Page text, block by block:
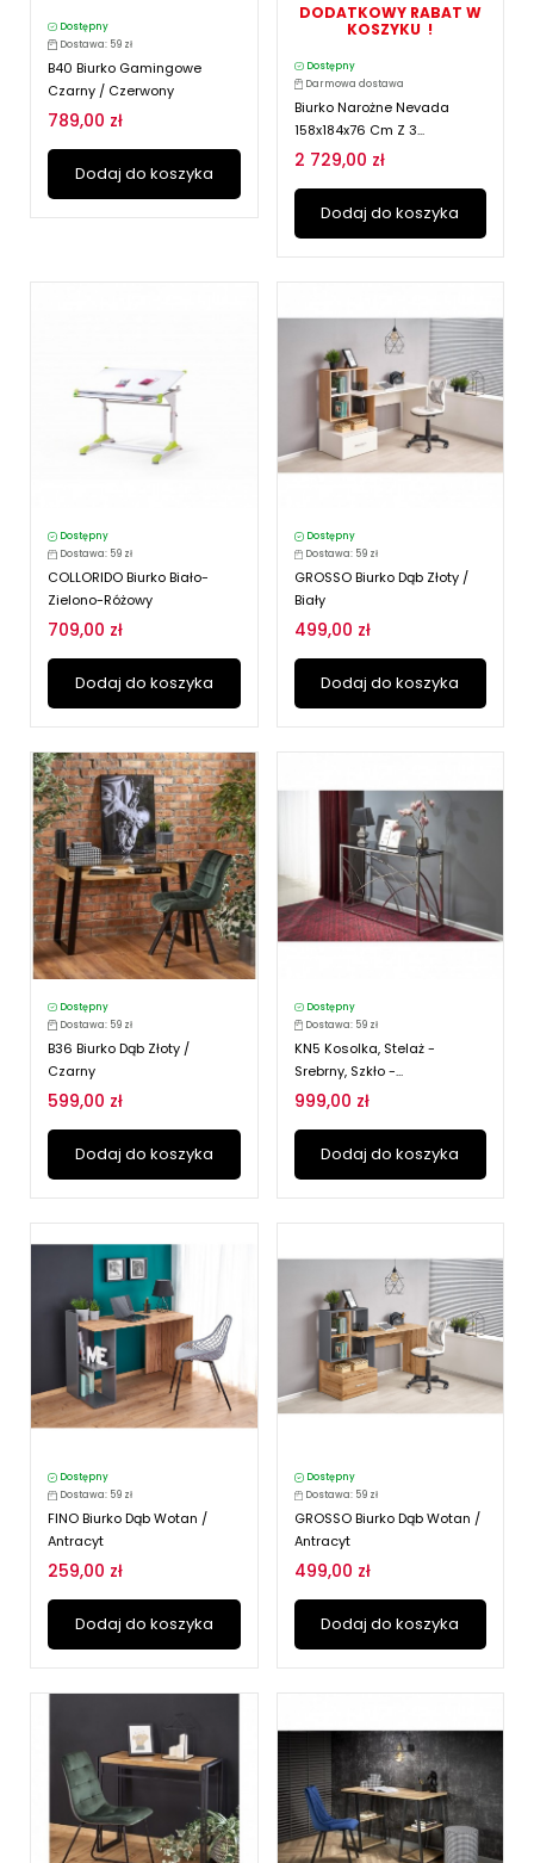
Dostępny
Dostawa: 59 zł
B40 Biurko Gamingowe
Czarny / Czerwony
789,00 zł
Dodaj do koszyka
DODATKOWY RABAT W
KOSZYKU !
Dostępny
Darmowa dostawa
Biurko Narożne Nevada
158x184x76 Cm Z 3...
2 729,00 zł
Dodaj do koszyka
Dostępny
Dostawa: 59 zł
COLLORIDO Biurko Biało-
Zielono-Różowy
709,00 zł
Dodaj do koszyka
Dostępny
Dostawa: 59 zł
GROSSO Biurko Dąb Złoty /
Biały
499,00 zł
Dodaj do koszyka
Dostępny
Dostawa: 59 zł
B36 Biurko Dąb Złoty /
Czarny
599,00 zł
Dodaj do koszyka
Dostępny
Dostawa: 59 zł
KN5 Kosolka, Stelaż -
Srebrny, Szkło -...
999,00 zł
Dodaj do koszyka
Dostępny
Dostawa: 59 zł
FINO Biurko Dąb Wotan /
Antracyt
259,00 zł
Dodaj do koszyka
Dostępny
Dostawa: 59 zł
GROSSO Biurko Dąb Wotan /
Antracyt
499,00 zł
Dodaj do koszyka